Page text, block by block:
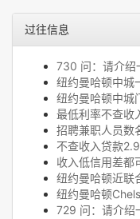
过往信息
730 问：请介绍
纽约曼哈顿中城
纽约曼哈顿中城
最低利率不查收
招聘兼职人员数
不查收入贷款
收入低信用差都
纽约曼哈顿近联
纽约曼哈顿
729 问：请介绍